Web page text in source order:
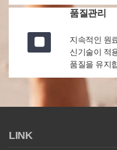
품질관리
지속적인 원
신기술이 적
품질을 유지
LINK